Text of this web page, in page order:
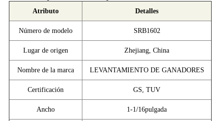
Atributo Detalles
Número de modelo SRB1602
Lugar de origen Zhejiang, China
Nombre de la marca LEVANTAMIENTO DE GANADORES
Certificación GS, TUV
Ancho 1-1/16pulgada